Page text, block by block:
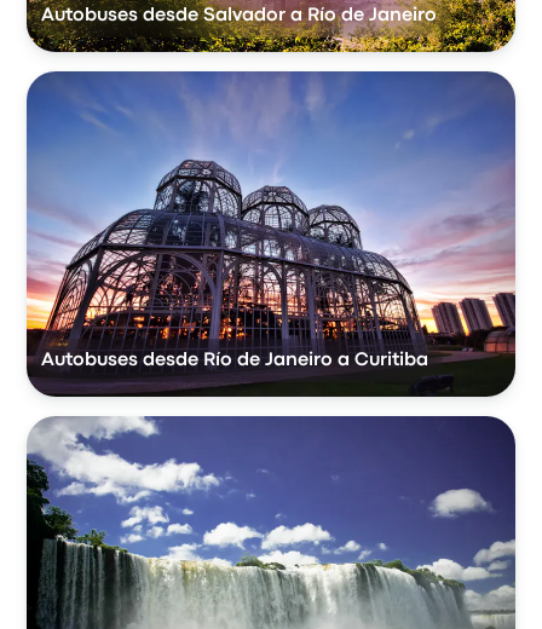
Autobuses desde Salvador a Río de Janeiro
Autobuses desde Río de Janeiro a Curitiba